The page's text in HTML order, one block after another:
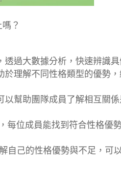
？
過大數據分析，快速辨識
理解不同性格類型的優勢
以幫助團隊成員了解相互關
每位成員能找到符合性格優
自己的性格優勢與不足，可